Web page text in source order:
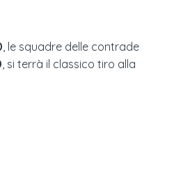
, le squadre delle contrade
, si terrà il classico tiro alla